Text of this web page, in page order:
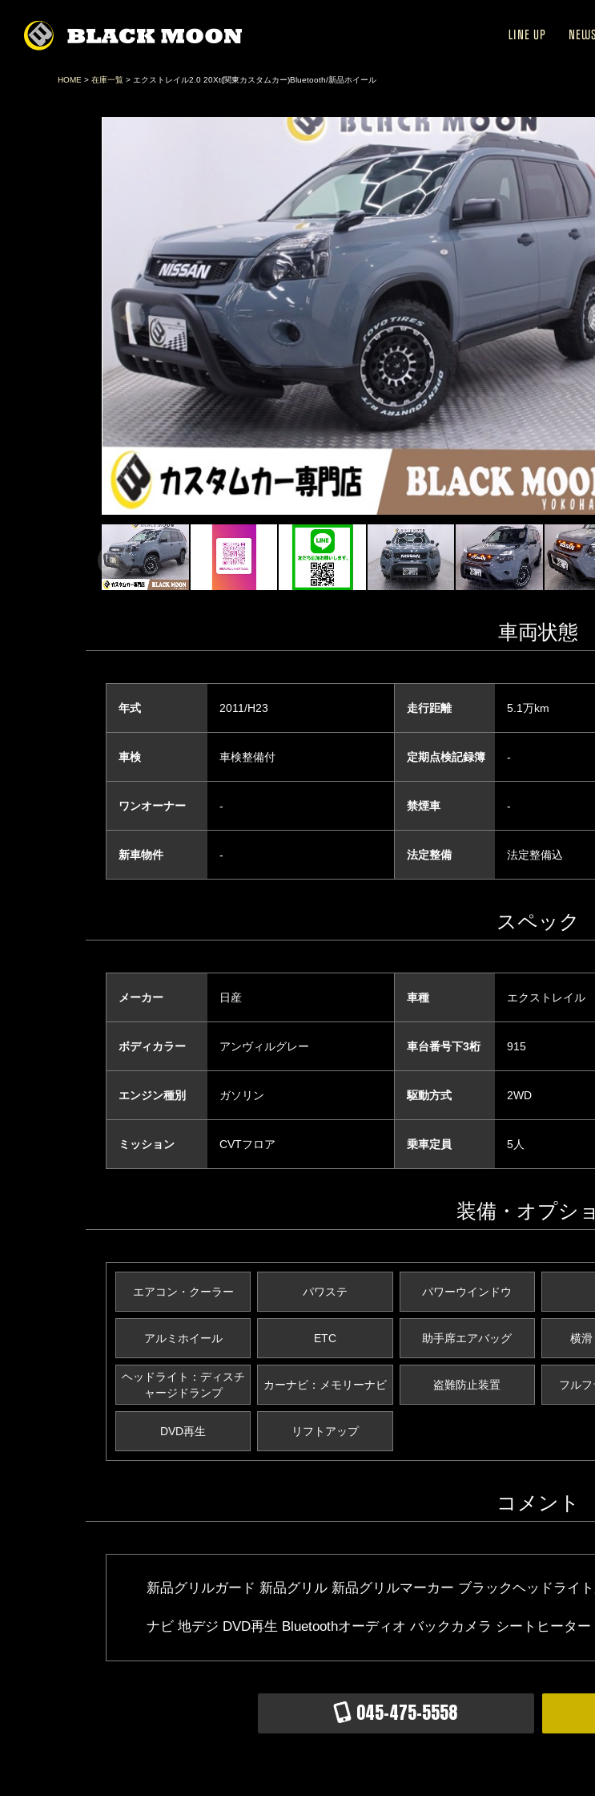
LINE UP NEWS
HOME > 在庫一覧 > エクストレイル2.0 20Xt(関東カスタムカー)Bluetooth/新品ホイール
車両状態
年式 2011/H23 走行距離 5.1万km
車検 車検整備付 定期点検記録簿 -
ワンオーナー - 禁煙車 -
新車物件 - 法定整備 法定整備込
スペック
メーカー 日産 車種 エクストレイル
ボディカラー アンヴィルグレー 車台番号下3桁 915
エンジン種別 ガソリン 駆動方式 2WD
ミッション CVTフロア 乗車定員 5人
装備・オプシ
エアコン・クーラー パワステ パワーウインドウ
アルミホイール ETC 助手席エアバッグ 横滑
ヘッドライト：ディスチ
ャージドランプ
カーナビ：メモリーナビ 盗難防止装置 フルフ
DVD再生 リフトアップ
コメント
新品グリルガード 新品グリル 新品グリルマーカー ブラックヘッドライ
ナビ 地デジ DVD再生 Bluetoothオーディオ バックカメラ シートヒータ
045-475-5558